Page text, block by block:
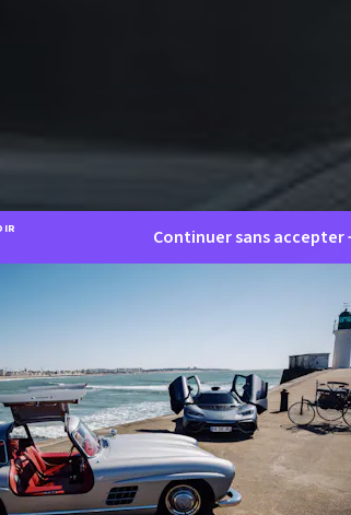
PLUS SUR Continuer sans accepter